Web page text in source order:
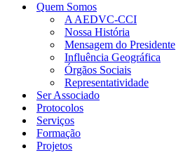
Quem Somos
A AEDVC-CCI
Nossa História
Mensagem do Presidente
Influência Geográfica
Órgãos Sociais
Representatividade
Ser Associado
Protocolos
Serviços
Formação
Projetos